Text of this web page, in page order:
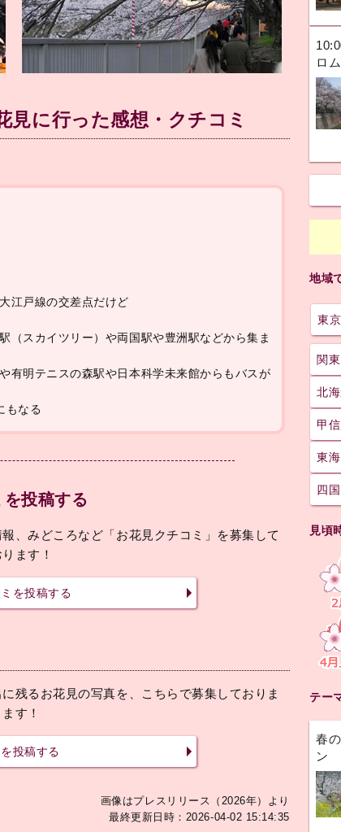
見に行った感想・クチコミ
江戸線の交差点だけど
（スカイツリー）や両国駅や豊洲駅などから集ま
有明テニスの森駅や日本科学未来館からもバスが
もなる
投稿する
、みどころなど「お花見クチコミ」を募集して
ます！
を投稿する
残るお花見の写真を、こちらで募集しておりま
す！
投稿する
画像はプレスリリース（2026年）より
最終更新日時：2026-04-02 15:14:35
ロ
地域
東京
関東
北
甲
東海
四国
見頃
テー
春
ン